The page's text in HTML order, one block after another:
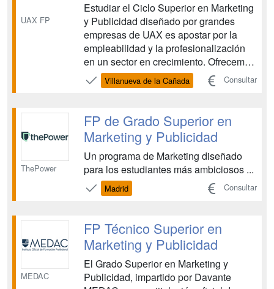
UAX FP
Estudiar el Ciclo Superior en Marketing
y Publicidad diseñado por grandes
empresas de UAX es apostar por la
empleabilidad y la profesionalización
en un sector en crecimiento. Ofrecemos
un programa desarrollado en
colaboración con la consultora The
por ti mismo la realidad más actual de
las empresas y que inc...
Villanueva de la Cañada Consultar
ThePower
FP de Grado Superior en
Marketing y Publicidad
Un programa de Marketing diseñado
para los estudiantes más ambiciosos ...
Madrid Consultar
MEDAC
FP Técnico Superior en
Marketing y Publicidad
El Grado Superior en Marketing y
Publicidad, impartido por Davante